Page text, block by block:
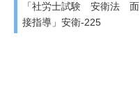
「社労士試験 安衛法 面
接指導」安衛-225